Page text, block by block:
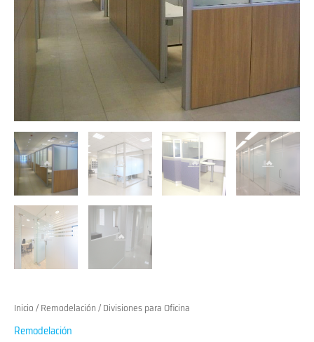
Inicio/Remodelación/ Divisiones para Oficina
Remodelación